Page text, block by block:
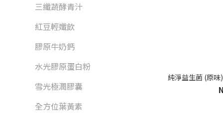
三纖蔬酵青汁
紅豆輕孅飲
膠原牛奶鈣
水光膠原蛋白粉
雪光極潤膠囊
全方位葉黃素
純淨益生菌 (原